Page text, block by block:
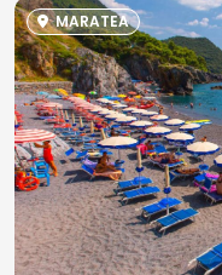
MARATEA